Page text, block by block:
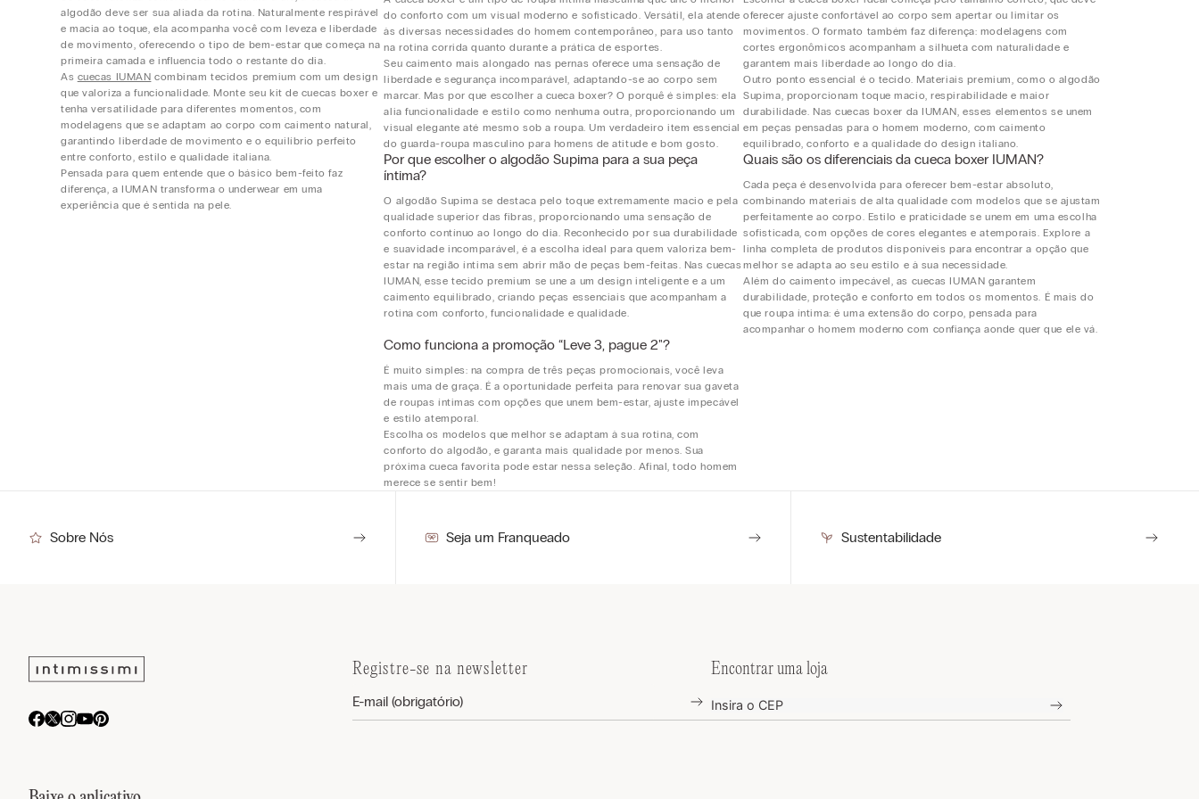
algodão deve ser sua aliada da rotina. Naturalmente respirável
e macia ao toque, ela acompanha você com leveza e liberdade
de movimento, oferecendo o tipo de bem-estar que começa na
primeira camada e influencia todo o restante do dia.
As cuecas IUMAN combinam tecidos premium com um design
que valoriza a funcionalidade. Monte seu kit de cuecas boxer e
tenha versatilidade para diferentes momentos, com
modelagens que se adaptam ao corpo com caimento natural,
garantindo liberdade de movimento e o equilíbrio perfeito
entre conforto, estilo e qualidade italiana.
Pensada para quem entende que o básico bem-feito faz
diferença, a IUMAN transforma o underwear em uma
experiência que é sentida na pele.
do conforto com um visual moderno e sofisticado. Versátil, ela atende
às diversas necessidades do homem contemporâneo, para uso tanto
na rotina corrida quanto durante a prática de esportes.
Seu caimento mais alongado nas pernas oferece uma sensação de
liberdade e segurança incomparável, adaptando-se ao corpo sem
marcar. Mas por que escolher a cueca boxer? O porquê é simples: ela
alia funcionalidade e estilo como nenhuma outra, proporcionando um
visual elegante até mesmo sob a roupa. Um verdadeiro item essencial
do guarda-roupa masculino para homens de atitude e bom gosto.
oferecer ajuste confortável ao corpo sem apertar ou limitar os
movimentos. O formato também faz diferença: modelagens com
cortes ergonômicos acompanham a silhueta com naturalidade e
garantem mais liberdade ao longo do dia.
Outro ponto essencial é o tecido. Materiais premium, como o algodão
Supima, proporcionam toque macio, respirabilidade e maior
durabilidade. Nas cuecas boxer da IUMAN, esses elementos se unem
em peças pensadas para o homem moderno, com caimento
equilibrado, conforto e a qualidade do design italiano.
Por que escolher o algodão Supima para a sua peça
íntima?
O algodão Supima se destaca pelo toque extremamente macio e pela
qualidade superior das fibras, proporcionando uma sensação de
conforto contínuo ao longo do dia. Reconhecido por sua durabilidade
e suavidade incomparável, é a escolha ideal para quem valoriza bem-
estar na região íntima sem abrir mão de peças bem-feitas. Nas cuecas
IUMAN, esse tecido premium se une a um design inteligente e a um
caimento equilibrado, criando peças essenciais que acompanham a
rotina com conforto, funcionalidade e qualidade.
Quais são os diferenciais da cueca boxer IUMAN?
Cada peça é desenvolvida para oferecer bem-estar absoluto,
combinando materiais de alta qualidade com modelos que se ajustam
perfeitamente ao corpo. Estilo e praticidade se unem em uma escolha
sofisticada, com opções de cores elegantes e atemporais. Explore a
linha completa de produtos disponíveis para encontrar a opção que
melhor se adapta ao seu estilo e à sua necessidade.
Além do caimento impecável, as cuecas IUMAN garantem
durabilidade, proteção e conforto em todos os momentos. É mais do
que roupa íntima: é uma extensão do corpo, pensada para
acompanhar o homem moderno com confiança aonde quer que ele vá.
Como funciona a promoção “Leve 3, pague 2"?
É muito simples: na compra de três peças promocionais, você leva
mais uma de graça. É a oportunidade perfeita para renovar sua gaveta
de roupas íntimas com opções que unem bem-estar, ajuste impecável
e estilo atemporal.
Escolha os modelos que melhor se adaptam à sua rotina, com
conforto do algodão, e garanta mais qualidade por menos. Sua
próxima cueca favorita pode estar nessa seleção. Afinal, todo homem
merece se sentir bem!
Sobre Nós Seja um Franqueado Sustentabilidade
Registre-se na newsletter Encontrar uma loja